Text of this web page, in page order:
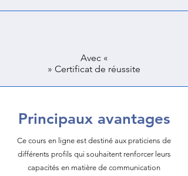
Avec «
» Certificat de réussite
Principaux avantages
Ce cours en ligne est destiné aux praticiens de
différents profils qui souhaitent renforcer leurs
capacités en matière de communication